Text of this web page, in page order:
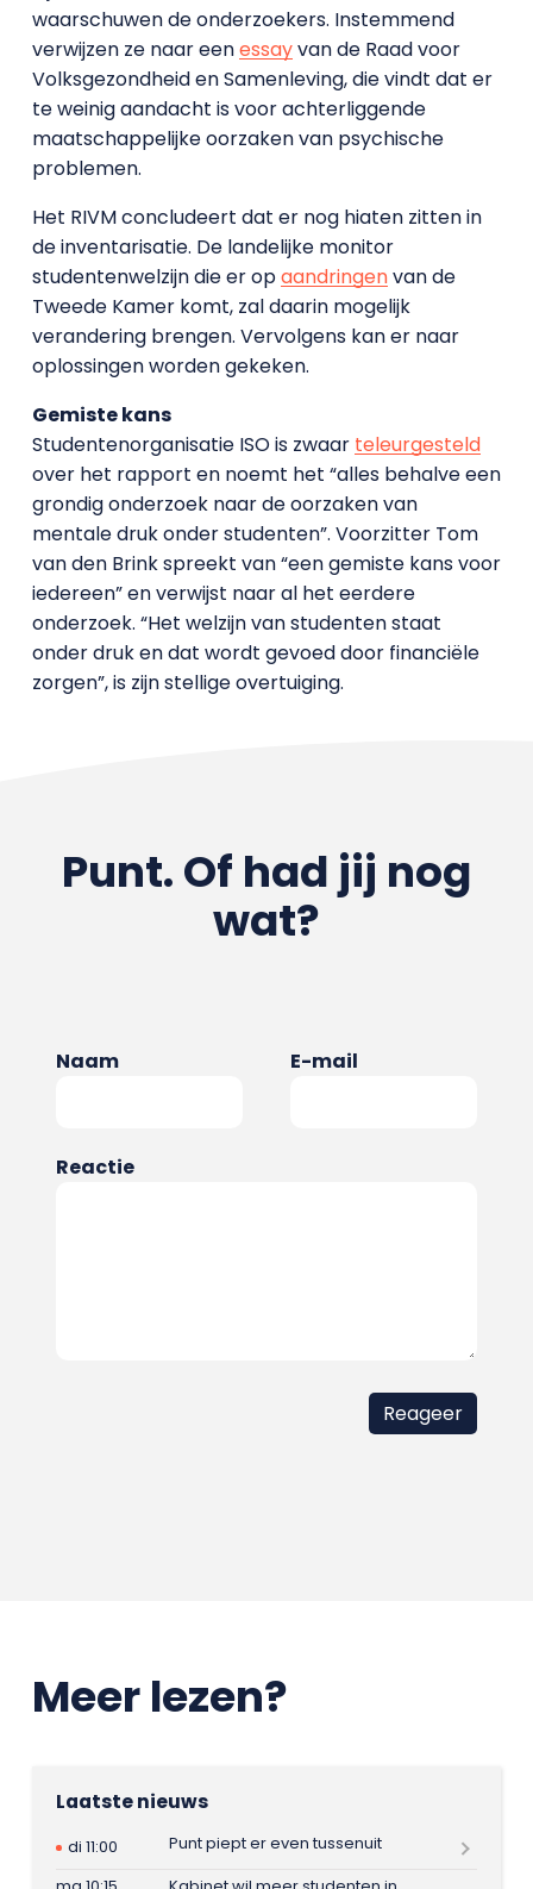
waarschuwen de onderzoekers. Instemmend
verwijzen ze naar eenessayvan de Raad voor
Volksgezondheid en Samenleving, die vindt dat er
te weinig aandacht is voor achterliggende
maatschappelijke oorzaken van psychische
problemen.
Het RIVM concludeert dat er nog hiaten zitten in
de inventarisatie. De landelijke monitor
studentenwelzijn die er opaandringenvan de
Tweede Kamer komt, zal daarin mogelijk
verandering brengen. Vervolgens kan er naar
oplossingen worden gekeken.
Gemiste kans
Studentenorganisatie ISO is zwaar teleurgesteld
over het rapport en noemt het “alles behalve een
grondig onderzoek naar de oorzaken van
mentale druk onder studenten”. Voorzitter Tom
van den Brink spreekt van “een gemiste kans voor
iedereen” en verwijst naar al het eerdere
onderzoek. “Het welzijn van studenten staat
onder druk en dat wordt gevoed door financiële
zorgen”, is zijn stellige overtuiging.
Punt. Of had jij nog
wat?
Naam E-mail
Reactie
Meer lezen?
Laatste nieuws
di 11:00
Punt piept er even tussenuit